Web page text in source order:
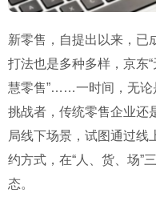
新零售，自提出以来，已
打法也是多种多样，京东“
慧零售”……一时间，无论
挑战者，传统零售企业还
局线下场景，试图通过线
约方式，在“人、货、场”
态。